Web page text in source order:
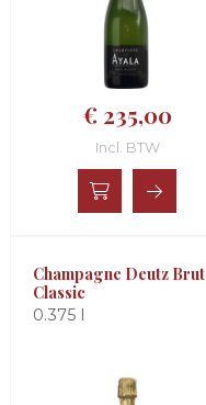
€ 235,00
Incl. BTW
Champagne Deutz Brut
Classic
0.375 l